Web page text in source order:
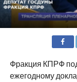
Фракция КПРФ
ежегодному